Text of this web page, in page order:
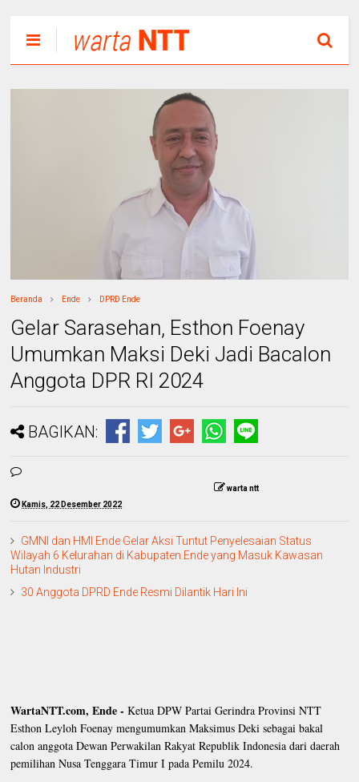
Beranda Ende DPRD Ende
Gelar Sarasehan, Esthon Foenay
Umumkan Maksi Deki Jadi Bacalon
Anggota DPR RI 2024
BAGIKAN:
warta ntt
Kamis, 22 Desember 2022
GMNI dan HMI Ende Gelar Aksi Tuntut Penyelesaian Status
Wilayah 6 Kelurahan di Kabupaten Ende yang Masuk Kawasan
Hutan Industri
30 Anggota DPRD Ende Resmi Dilantik Hari Ini
WartaNTT.com, Ende - Ketua DPW Partai Gerindra Provinsi NTT
Esthon Leyloh Foenay mengumumkan Maksimus Deki sebagai bakal
calon anggota Dewan Perwakilan Rakyat Republik Indonesia dari daerah
pemilihan Nusa Tenggara Timur I pada Pemilu 2024.